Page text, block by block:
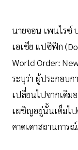
นายจอน เพนไรซ์
เอเชีย แปซิฟิก
World Order:
ระบุว่า ผู้ประกอบก
เปลี่ยนไปจากเดิม
เผชิญอยู่นั้นเต็มไป
คาดเดาสถานการ